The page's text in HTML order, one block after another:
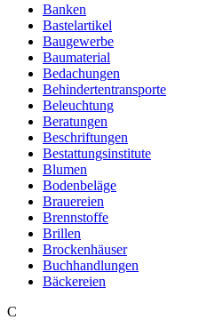
Banken
Bastelartikel
Baugewerbe
Baumaterial
Bedachungen
Behindertentransporte
Beleuchtung
Beratungen
Beschriftungen
Bestattungsinstitute
Blumen
Bodenbeläge
Brauereien
Brennstoffe
Brillen
Brockenhäuser
Buchhandlungen
Bäckereien
C